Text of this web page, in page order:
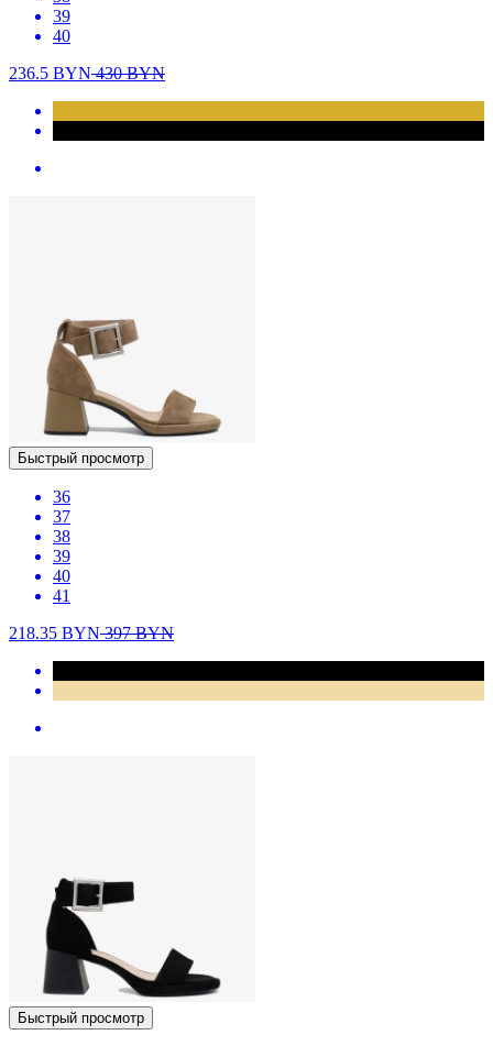
39
40
236.5 BYN430BYN
Быстрый просмотр
36
37
38
39
40
41
218.35 BYN397BYN
Быстрый просмотр